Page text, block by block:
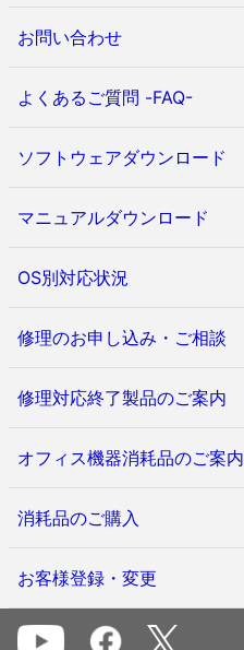
お問い合わせ
よくあるご質問 -FAQ-
ソフトウェアダウンロード
マニュアルダウンロード
OS別対応状況
修理のお申し込み・ご相談
修理対応終了製品のご案内
オフィス機器消耗品のご案内
消耗品のご購入
お客様登録・変更